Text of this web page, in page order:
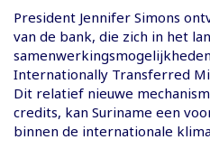
President Jennifer Simons
van de bank, die zich in het
Internationally Transferred
Dit relatief nieuwe
credits, kan Suriname een
binnen de internationale